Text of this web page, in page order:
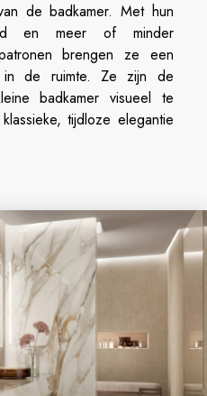
de badkamer. Met hun
en meer of minder
brengen ze een
de ruimte. Ze zijn de
badkamer visueel te
tijdloze elegantie